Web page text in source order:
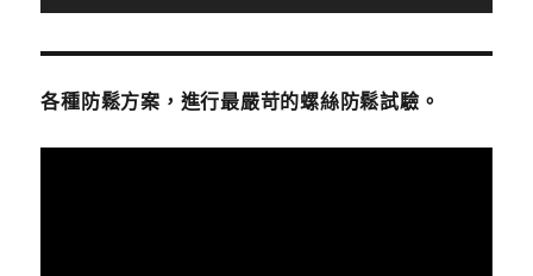
各種防鬆方案，進行最嚴苛的螺絲防鬆試驗。